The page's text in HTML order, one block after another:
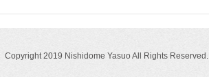
授業備品
NO.310（2026.6.11）「子ど
Copyright 2019 Nishidome Yasuo All Rights Reserved.